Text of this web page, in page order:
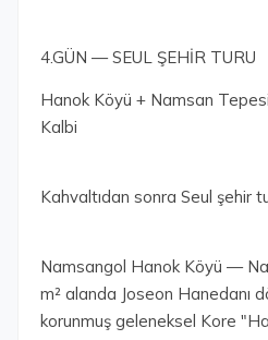
4.GÜN — SEUL ŞEHİR TURU
Hanok Köyü + Namsan
Kalbi
Kahvaltıdan sonra Seul şehir
Namsangol Hanok Köyü —
m² alanda Joseon Hanedanı
korunmuş geleneksel Kore